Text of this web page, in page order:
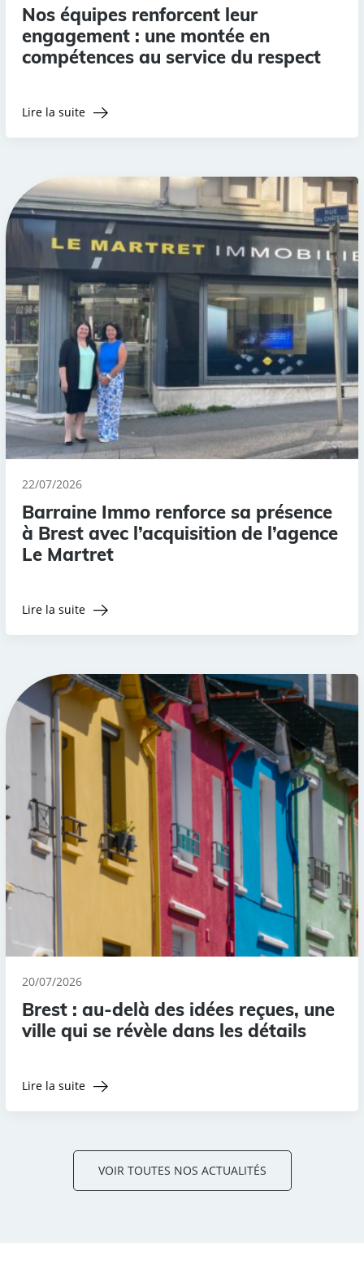
Nos équipes renforcent leur
engagement : une montée en
compétences au service du respect
Lire la suite
22/07/2026
Barraine Immo renforce sa présence
à Brest avec l’acquisition de l’agence
Le Martret
Lire la suite
20/07/2026
Brest : au-delà des idées reçues, une
ville qui se révèle dans les détails
Lire la suite
VOIR TOUTES NOS ACTUALITÉS